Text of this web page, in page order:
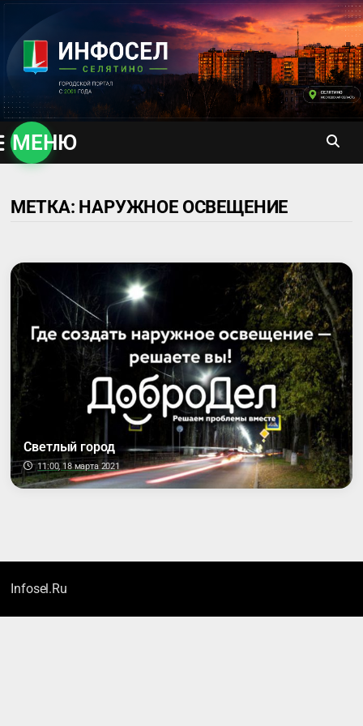
содержимому
МЕНЮ
МЕТКА: НАРУЖНОЕ ОСВЕЩЕНИЕ
Светлый город
11:00, 18 марта 2021
Infosel.Ru